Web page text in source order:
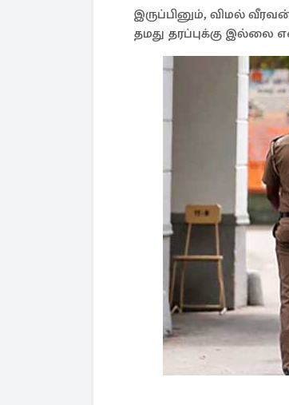
இருப்பினும், விமல்
தமது தரப்புக்கு இல்லை